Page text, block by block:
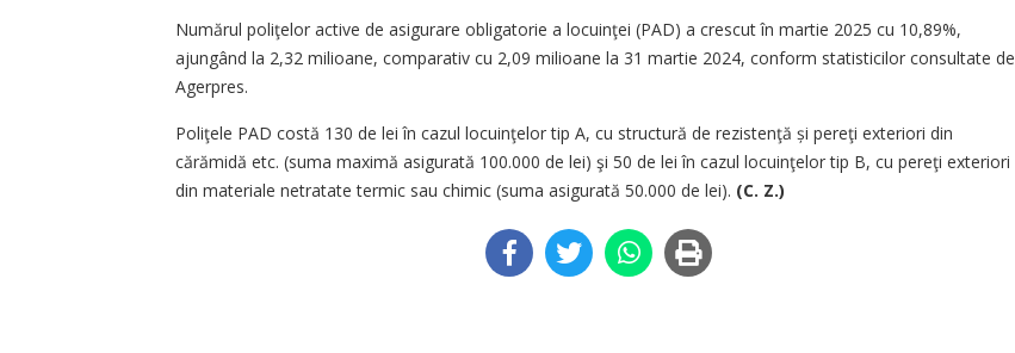
Numărul poliţelor active de asigurare obligatorie a locuinţei (PAD) a crescut în martie 2025 cu 10,89%,
ajungând la 2,32 milioane, comparativ cu 2,09 milioane la 31 martie 2024, conform statisticilor consultate de
Agerpres.
Poliţele PAD costă 130 de lei în cazul locuinţelor tip A, cu structură de rezistenţă și pereţi exteriori din
cărămidă etc. (suma maximă asigurată 100.000 de lei) şi 50 de lei în cazul locuinţelor tip B, cu pereţi exteriori
din materiale netratate termic sau chimic (suma asigurată 50.000 de lei). (C. Z.)